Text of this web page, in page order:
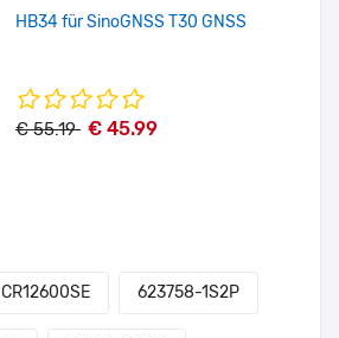
HB34 für SinoGNSS T30 GNSS
€ 55.19 € 45.99
CR12600SE 623758-1S2P